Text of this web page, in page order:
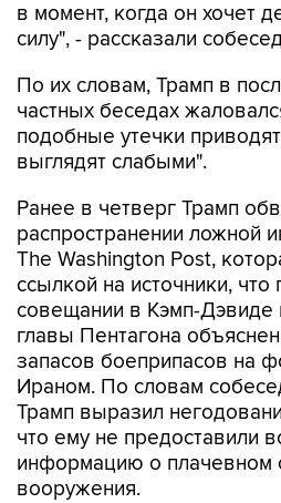
в момент, когда он хочет
силу", - рассказали
По их словам, Трамп в
частных беседах
подобные утечки
выглядят слабыми".
Ранее в четверг Трамп
распространении ложной
The Washington Post,
ссылкой на источники, что
совещании в Кэмп-Дэвиде
главы Пентагона
запасов боеприпасов на
Ираном. По словам
Трамп выразил
что ему не предоставили
информацию о плачевном
вооружения.